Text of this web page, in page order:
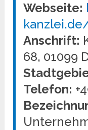
Webseite:
Anschrift:
68, 01099
Telefon: